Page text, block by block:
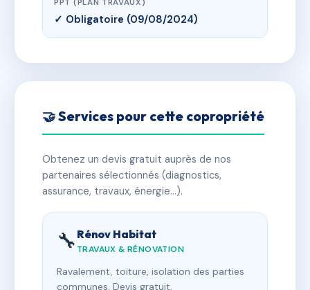
PPT (PLAN TRAVAUX)
✓ Obligatoire (09/08/2024)
🤝 Services pour cette copropriété
Obtenez un devis gratuit auprès de nos
partenaires sélectionnés (diagnostics,
assurance, travaux, énergie…).
🔧 Rénov Habitat
TRAVAUX & RÉNOVATION
Ravalement, toiture, isolation des parties
communes. Devis gratuit.